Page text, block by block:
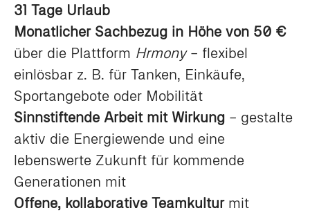
31 Tage Urlaub
Monatlicher Sachbezug in Höhe von 50 €
über die Plattform Hrmony– flexibel
einlösbar z. B. für Tanken, Einkäufe,
Sportangebote oder Mobilität
Sinnstiftende Arbeit mit Wirkung – gestalte
aktiv die Energiewende und eine
lebenswerte Zukunft für kommende
Generationen mit
Offene, kollaborative Teamkulturmit